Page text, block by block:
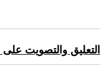
التعليق والتصويت